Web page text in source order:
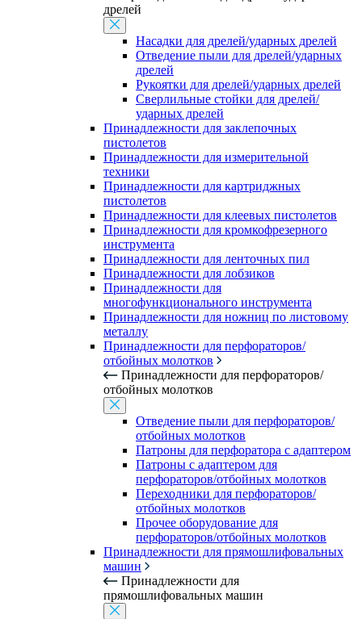
дрелей
Насадки для дрелей/ударных дрелей
Отведение пыли для дрелей/ударных
дрелей
Рукоятки для дрелей/ударных дрелей
Сверлильные стойки для дрелей/
ударных дрелей
Принадлежности для заклепочных
пистолетов
Принадлежности для измерительной
техники
Принадлежности для картриджных
пистолетов
Принадлежности для клеевых пистолетов
Принадлежности для кромкофрезерного
инструмента
Принадлежности для ленточных пил
Принадлежности для лобзиков
Принадлежности для
многофункционального инструмента
Принадлежности для ножниц по листовому
металлу
Принадлежности для перфораторов/
отбойных молотков
Принадлежности для перфораторов/
отбойных молотков
Отведение пыли для перфораторов/
отбойных молотков
Патроны для перфоратора с адаптером
Патроны с адаптером для
перфораторов/отбойных молотков
Переходники для перфораторов/
отбойных молотков
Прочее оборудование для
перфораторов/отбойных молотков
Принадлежности для прямошлифовальных
машин
Принадлежности для
прямошлифовальных машин